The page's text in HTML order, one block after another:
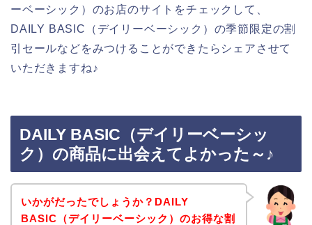
ーベーシック）のお店のサイトをチェックして、
DAILY BASIC（デイリーベーシック）の季節限定の割
引セールなどをみつけることができたらシェアさせて
いただきますね♪
DAILY BASIC（デイリーベーシッ
ク）の商品に出会えてよかった～♪
いかがだったでしょうか？DAILY
BASIC（デイリーベーシック）のお得な割